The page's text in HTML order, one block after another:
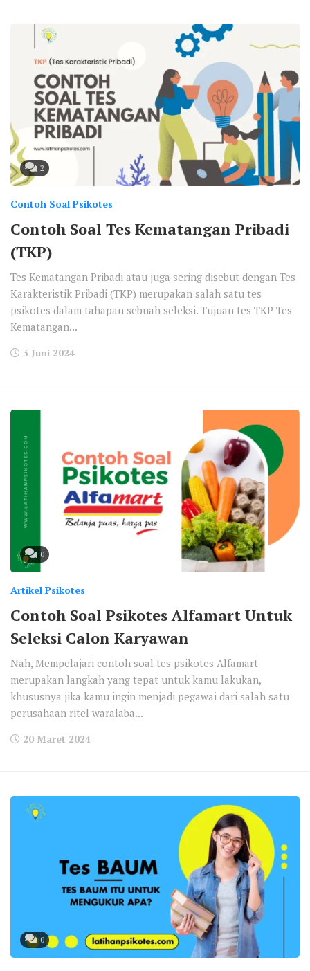
2
Contoh Soal Psikotes
Contoh Soal Tes Kematangan Pribadi
(TKP)
Tes Kematangan Pribadi atau juga sering disebut dengan Tes
Karakteristik Pribadi (TKP) merupakan salah satu tes
psikotes dalam tahapan sebuah seleksi. Tujuan tes TKP Tes
Kematangan...
3 Juni 2024
0
Artikel Psikotes
Contoh Soal Psikotes Alfamart Untuk
Seleksi Calon Karyawan
Nah, Mempelajari contoh soal tes psikotes Alfamart
merupakan langkah yang tepat untuk kamu lakukan,
khususnya jika kamu ingin menjadi pegawai dari salah satu
perusahaan ritel waralaba...
20 Maret 2024
0